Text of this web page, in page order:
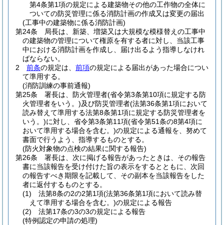
第4条第1項の規定による建築物その他の工作物の全体に
ついての防災管理に係る消防計画の作成又は変更の届出
(工事中の建築物に係る消防計画)
第24条
局長は、新築、増築又は大規模な模様替えの工事中
の建築物の管理について権原を有する者に対し、当該工事
中における消防計画を作成し、届け出るよう指導しなけれ
ばならない。
2
前条の規定は、 前項の規定による届出があった場合につい
て準用する。
(消防訓練の事前通報)
第25条
署長は、防火管理者(省令第3条第10項に規定する防
火管理者をいう。)及び防災管理者(法第36条第1項において
読み替えて準用する法第8条第1項に規定する防災管理者を
いう。)に対し、省令第3条第11項(省令第51条の8第4項に
おいて準用する場合を含む。)の規定による通報を、努めて
書面で行うよう、指導するものとする。
(防火対象物の点検の結果に関する報告)
第26条
署長は、次に掲げる報告があったときは、その報告
書に当該報告を受け付けた旨の表示をするとともに、次回
の報告すべき期限を記載して、その副本を当該報告をした
者に返付するものとする。
(1)
法第8条の2の2第1項(法第36条第1項において読み替
えて準用する場合を含む。)の規定による報告
(2)
法第17条の3の3の規定による報告
(特例認定の申請の処理)